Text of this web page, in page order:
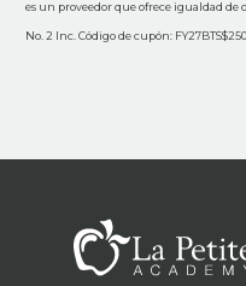
es un proveedor que ofrece igualdad de
No. 2 Inc. Código de cupón: